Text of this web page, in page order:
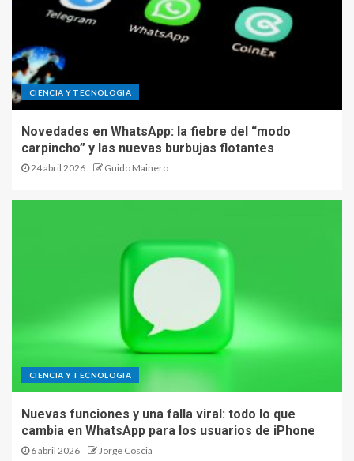
CIENCIA Y TECNOLOGIA
Novedades en WhatsApp: la fiebre del “modo
carpincho” y las nuevas burbujas flotantes
24 abril 2026 Guido Mainero
CIENCIA Y TECNOLOGIA
Nuevas funciones y una falla viral: todo lo que
cambia en WhatsApp para los usuarios de iPhone
6 abril 2026 Jorge Coscia